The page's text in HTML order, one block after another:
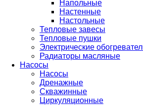
Напольные
Настенные
Настольные
Тепловые завесы
Тепловые пушки
Электрические
Радиаторы масляные
Насосы
Насосы
Дренажные
Скважинные
Циркуляционные